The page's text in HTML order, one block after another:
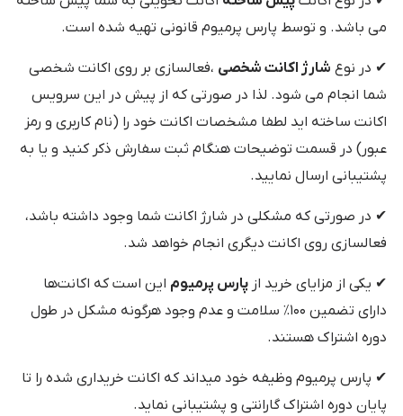
می باشد. و توسط پارس پرمیوم قانونی تهیه شده است.
✔ در نوع شارژ اکانت شخصی ،فعالسازی بر روی اکانت شخصی
شما انجام می شود. لذا در صورتی که از پیش در این سرویس
اکانت ساخته اید لطفا مشخصات اکانت خود را (نام کاربری و رمز
عبور) در قسمت توضیحات هنگام ثبت سفارش ذکر کنید و یا به
پشتیبانی ارسال نمایید.
✔ در صورتی که مشکلی در شارژ اکانت شما وجود داشته باشد،
فعالسازی روی اکانت دیگری انجام خواهد شد.
✔ یکی از مزایای خرید از پارس پرمیوم این است که اکانت‌ها
دارای تضمین ۱۰۰٪ سلامت و عدم وجود هرگونه مشکل در طول
دوره اشتراک هستند.
✔ پارس پرمیوم وظیفه خود میداند که اکانت خریداری شده را تا
پایان دوره اشتراک گارانتی و پشتیبانی نماید.